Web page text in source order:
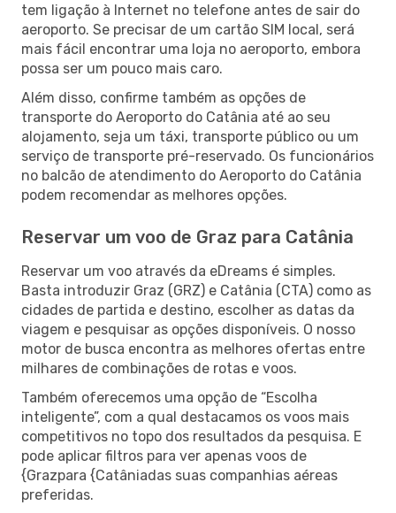
tem ligação à Internet no telefone antes de sair do
aeroporto. Se precisar de um cartão SIM local, será
mais fácil encontrar uma loja no aeroporto, embora
possa ser um pouco mais caro.
Além disso, confirme também as opções de
transporte do Aeroporto do Catânia até ao seu
alojamento, seja um táxi, transporte público ou um
serviço de transporte pré-reservado. Os funcionários
no balcão de atendimento do Aeroporto do Catânia
podem recomendar as melhores opções.
Reservar um voo de Graz para Catânia
Reservar um voo através da eDreams é simples.
Basta introduzir Graz (GRZ) e Catânia (CTA) como as
cidades de partida e destino, escolher as datas da
viagem e pesquisar as opções disponíveis. O nosso
motor de busca encontra as melhores ofertas entre
milhares de combinações de rotas e voos.
Também oferecemos uma opção de “Escolha
inteligente”, com a qual destacamos os voos mais
competitivos no topo dos resultados da pesquisa. E
pode aplicar filtros para ver apenas voos de
{Grazpara {Catâniadas suas companhias aéreas
preferidas.